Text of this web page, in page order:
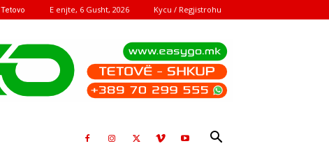
Tetovo E enjte, 6 Gusht, 2026 Kycu / Regjistrohu